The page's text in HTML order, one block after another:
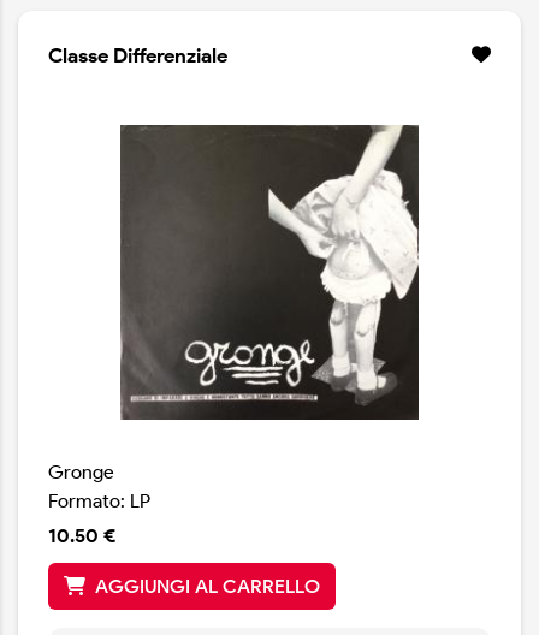
Classe Differenziale
Gronge
Formato: LP
10.50 €
AGGIUNGI AL CARRELLO